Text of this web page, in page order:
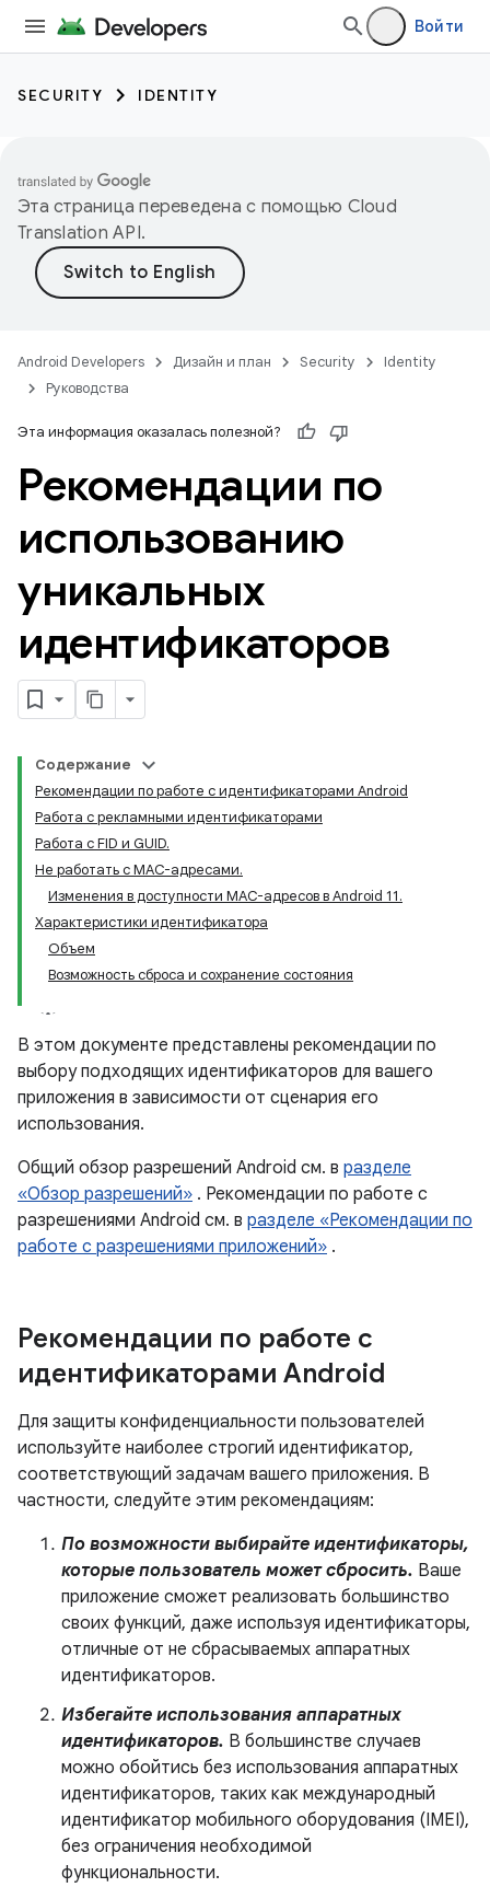
Войти
SECURITY IDENTITY
Эта страница переведена с помощью Cloud
Translation API.
Android Developers Дизайн и план Security
Identity
Руководства
Эта информация оказалась полезной?
Рекомендации по
использованию
уникальных
идентификаторов
Содержание
Рекомендации по работе с идентификаторами Android
Работа с рекламными идентификаторами
Работа с FID и GUID.
Не работать с MAC-адресами.
Изменения в доступности MAC-адресов в Android 11.
Характеристики идентификатора
Объем
Возможность сброса и сохранение состояния
В этом документе представлены рекомендации по
выбору подходящих идентификаторов для вашего
приложения в зависимости от сценария его
использования.
Общий обзор разрешений Android см. в разделе
«Обзор разрешений» . Рекомендации по работе с
разрешениями Android см. в разделе «Рекомендации по
работе с разрешениями приложений» .
Рекомендации по работе с
идентификаторами Android
Для защиты конфиденциальности пользователей
используйте наиболее строгий идентификатор,
соответствующий задачам вашего приложения. В
частности, следуйте этим рекомендациям:
По возможности выбирайте идентификаторы,
которые пользователь может сбросить. Ваше
приложение сможет реализовать большинство
своих функций, даже используя идентификаторы,
отличные от не сбрасываемых аппаратных
идентификаторов.
Избегайте использования аппаратных
идентификаторов. В большинстве случаев
можно обойтись без использования аппаратных
идентификаторов, таких как международный
идентификатор мобильного оборудования (IMEI),
без ограничения необходимой
функциональности.